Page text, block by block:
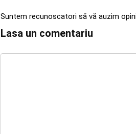
Suntem recunoscatori să vă auzim
Lasa un comentariu